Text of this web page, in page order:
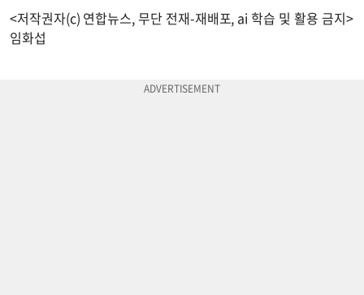
<저작권자(c) 연합뉴스, 무단 전재-재배포, ai 학습 및 활용 금지>
임화섭